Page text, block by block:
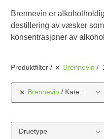
Brennevin er
destillering av væsker
konsentrasjoner av
Produktfilter Brennevin
Brennevin Kategorier
Druetype